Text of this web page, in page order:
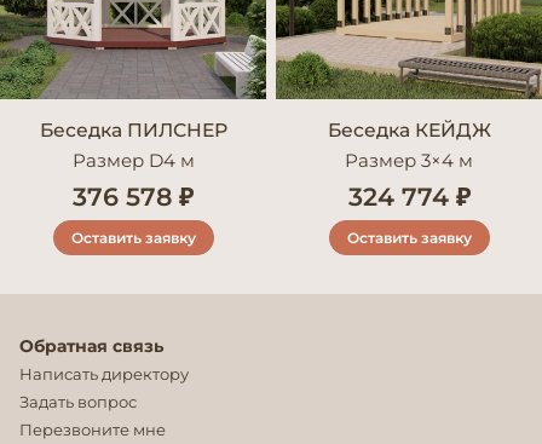
Беседка ПИЛСНЕР
Размер D4 м
376 578 ₽
Оставить заявку
Беседка КЕЙДЖ
Размер 3×4 м
324 774 ₽
Оставить заявку
Обратная связь
Написать директору
Задать вопрос
Перезвоните мне